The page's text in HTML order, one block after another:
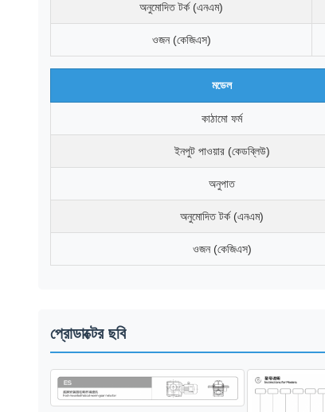
অনুমোদিত টর্ক (এনএম)
ওজন (কেজিএস)
মডেল
কাঠামো ফর্ম
ইনপুট পাওয়ার (কেডব্লিউ)
অনুপাত
অনুমোদিত টর্ক (এনএম)
ওজন (কেজিএস)
প্রোডাক্টের ছবি